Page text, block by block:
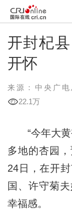
开封杞
开怀
来源：中央广
22.1万
“今年大黄
多地的杏园
24日，在开
国、许守菊
幸福感。